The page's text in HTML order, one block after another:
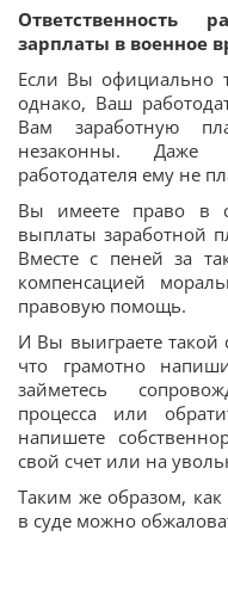
Ответственность
зарплаты в военное
Если Вы официально
однако, Ваш
Вам заработную
незаконны. Даже
работодателя ему не
Вы имеете право в
выплаты заработной
Вместе с пеней за
компенсацией
правовую помощь.
И Вы выиграете такой
что грамотно
займетесь
процесса или
напишете
свой счет или на
Таким же образом,
в суде можно